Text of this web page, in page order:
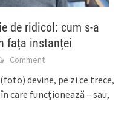
de ridicol: cum s-a
fața instanței
Comment
devine, pe zi ce trece,
care funcționează – sau,